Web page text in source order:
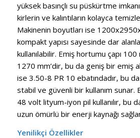
yüksek basınçlı su püskürtme
kirlerin ve kalıntıların kolayca
Makinenin boyutları ise
kompakt yapısı sayesinde dar
kullanılabilir. Emiş hortumu çapı
1270 mm’dir, bu da geniş bir emiş
ise 3.50-8 PR 10 ebatındadır, bu
stabil ve güvenli bir kullanım sunar.
48 volt lityum-iyon pil kullanılır, bu
uzun ömürlü bir enerji kaynağı
Yenilikçi Özellikler